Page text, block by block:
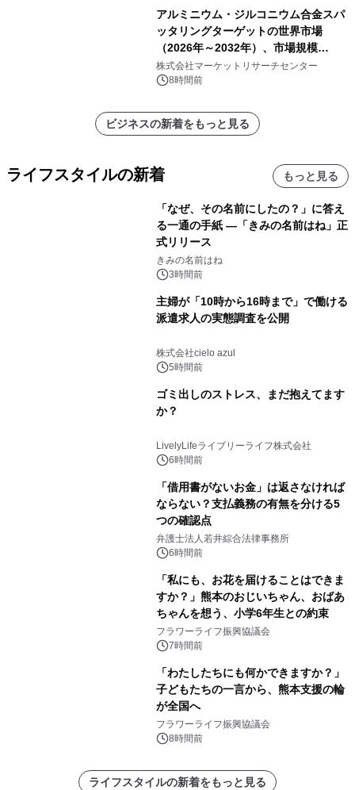
アルミニウム・ジルコニウム合金スパ
ッタリングターゲットの世界市場
（2026年～2032年）、市場規模
（0.995、0.999、その他）・分析レポ
ートを発表
株式会社マーケットリサーチセンター
8時間前
ビジネスの新着をもっと見る
ライフスタイルの新着 もっと見る
「なぜ、その名前にしたの？」に答え
る一通の手紙 ―「きみの名前はね」正
式リリース
きみの名前はね
3時間前
主婦が「10時から16時まで」で働ける
派遣求人の実態調査を公開
株式会社cielo azul
5時間前
ゴミ出しのストレス、まだ抱えてます
か？
LivelyLifeライブリーライフ株式会社
6時間前
「借用書がないお金」は返さなければ
ならない？支払義務の有無を分ける5
つの確認点
弁護士法人若井綜合法律事務所
6時間前
「私にも、お花を届けることはできま
すか？」熊本のおじいちゃん、おばあ
ちゃんを想う、小学6年生との約束
フラワーライフ振興協議会
7時間前
「わたしたちにも何かできますか？」
子どもたちの一言から、熊本支援の輪
が全国へ
フラワーライフ振興協議会
8時間前
ライフスタイルの新着をもっと見る